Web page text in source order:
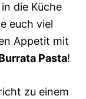
die Küche
euch viel
Appetit mit
Pasta!
zu einem